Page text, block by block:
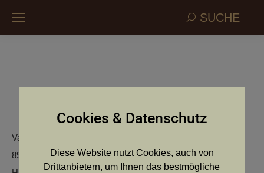
Search:SUCHE
Vanessa Rechberger
8911 Admont
Cookies & Datenschutz
Diese Website nutzt Cookies, auch von
Drittanbietern, um Ihnen das bestmögliche